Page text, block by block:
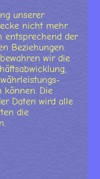
unserer
nicht mehr
entsprechend der
Beziehungen.
wir die
können. Die
Daten wird alle
die